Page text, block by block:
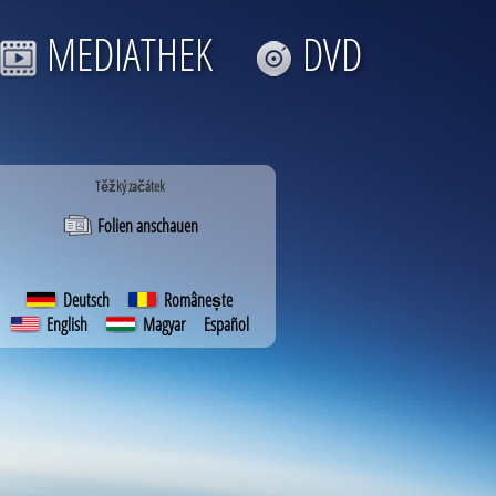
MEDIATHEK DVD
Těžký začátek
Folien anschauen
Deutsch
Românește
English
Magyar Español